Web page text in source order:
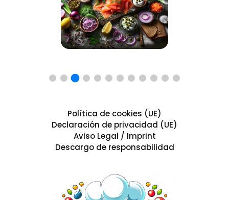
Política de cookies (UE)
Declaración de privacidad (UE)
Aviso Legal / Imprint
Descargo de responsabilidad